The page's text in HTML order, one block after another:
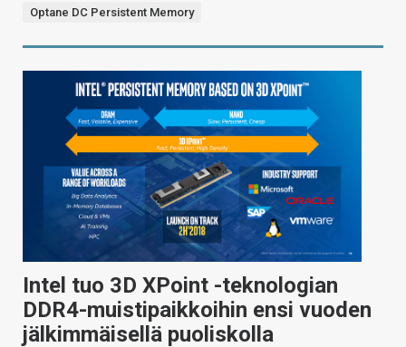
Optane DC Persistent Memory
Intel tuo 3D XPoint -teknologian
DDR4-muistipaikkoihin ensi vuoden
jälkimmäisellä puoliskolla